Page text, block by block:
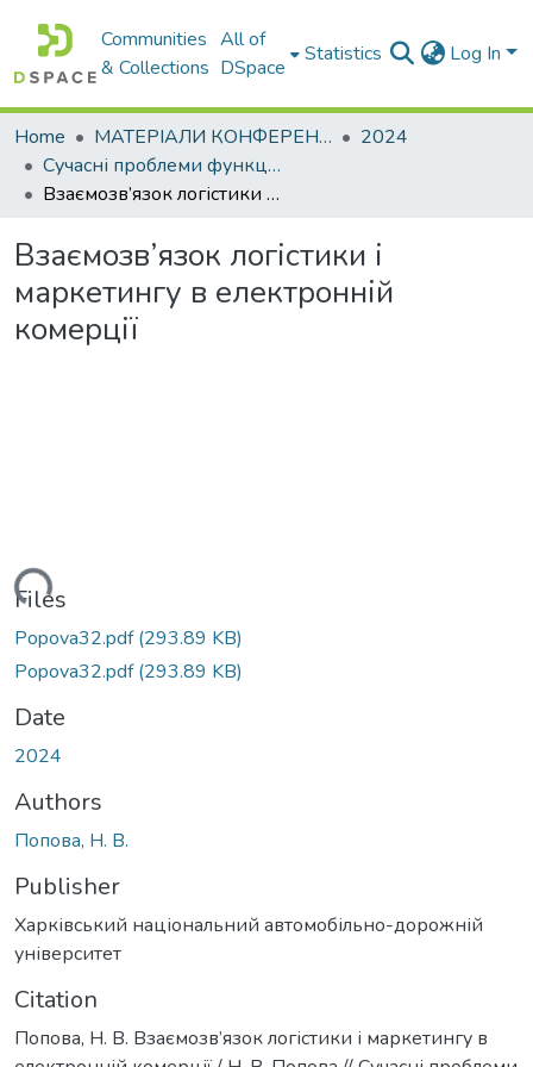
Communities
& Collections
All of
DSpace
Statistics Log In
Home МАТЕРІАЛИ КОНФЕРЕНЦІЙ
2024
Сучасні проблеми функціонування логістичних систем. Сталий розвиток транспортних систем: наука і практика
Взаємозв’язок логістики і маркетингу в електронній комерції
Взаємозв’язок логістики і
маркетингу в електронній
комерції
Files
Popova32.pdf(293.89 KB)
Popova32.pdf(293.89 KB)
Date
2024
Authors
Попова, Н. В.
Publisher
Харківський національний автомобільно-дорожній
університет
Citation
Попова, Н. В. Взаємозв’язок логістики і маркетингу в